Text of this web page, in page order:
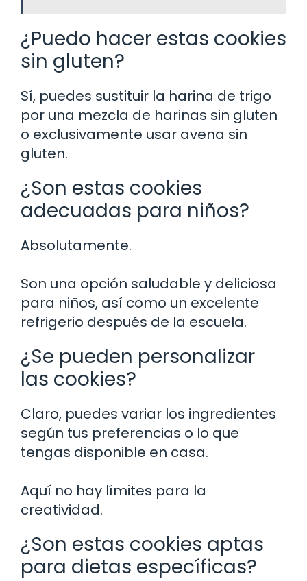
¿Puedo hacer estas cookies
sin gluten?
Sí, puedes sustituir la harina de trigo
por una mezcla de harinas sin gluten
o exclusivamente usar avena sin
gluten.
¿Son estas cookies
adecuadas para niños?
Absolutamente.
Son una opción saludable y deliciosa
para niños, así como un excelente
refrigerio después de la escuela.
¿Se pueden personalizar
las cookies?
Claro, puedes variar los ingredientes
según tus preferencias o lo que
tengas disponible en casa.
Aquí no hay límites para la
creatividad.
¿Son estas cookies aptas
para dietas específicas?